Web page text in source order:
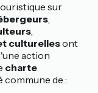
sur
,
,
culturellesont
action
charte
commune de :